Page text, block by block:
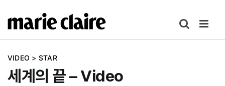
텐
VIDEO > STAR
세계의 끝 – Video